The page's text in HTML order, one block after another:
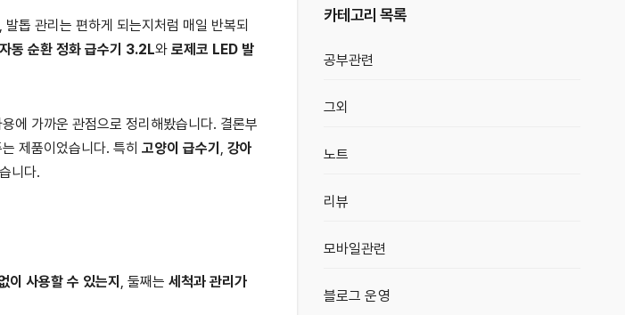
톱 관리는 편하게 되는지처럼 매일 반복되
동 순환 정화 급수기 3.2L와 로제코 LED 발
에 가까운 관점으로 정리해봤습니다. 결론부
제품이었습니다. 특히 고양이 급수기 , 강아
니다.
이 사용할 수 있는지 , 둘째는 세척과 관리가
카테고리 목록
공부관련
그외
노트
리뷰
모바일관련
블로그 운영